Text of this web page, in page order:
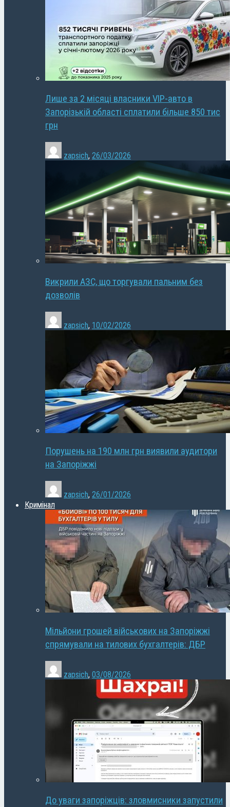
Лише за 2 місяці власники VIP-авто в
Запорізькій області сплатили більше 850 тис
грн
zapsich, 26/03/2026
Викрили АЗС, що торгували пальним без
дозволів
zapsich, 10/02/2026
Порушень на 190 млн грн виявили аудитори
на Запоріжжі
zapsich, 26/01/2026
Кримінал
Мільйони грошей військових на Запоріжжі
спрямували на тилових бухгалтерів: ДБР
zapsich, 03/08/2026
До уваги запоріжців: зловмисники запустили